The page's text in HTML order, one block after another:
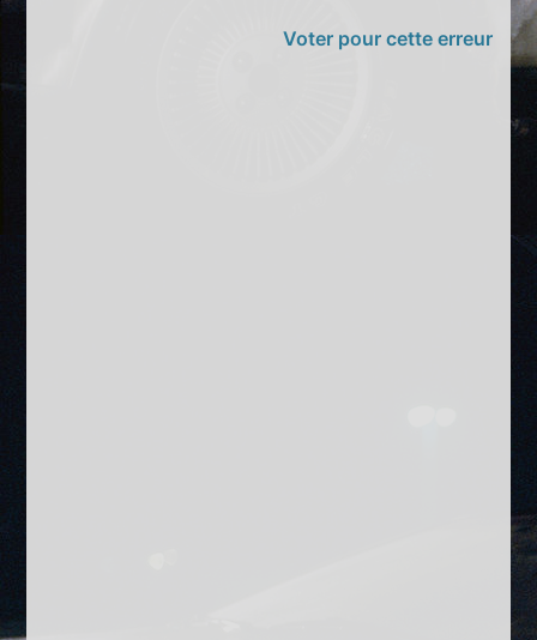
Voter pour cette erreur